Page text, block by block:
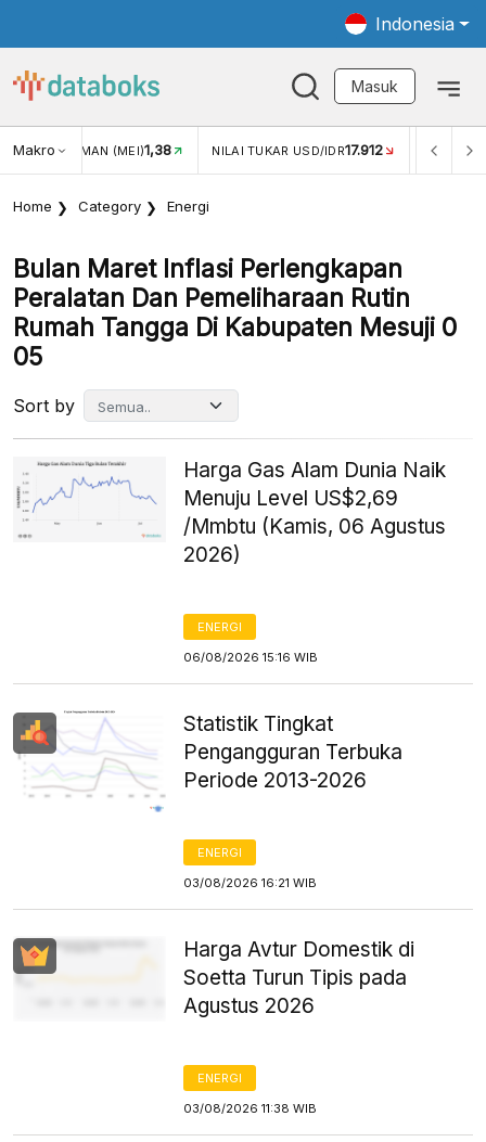
Indonesia
Masuk
MakroWISMAN (MEI)1,38 NILAI TUKAR USD/IDR17.912 INFLASI
Home Category Energi
Bulan Maret Inflasi Perlengkapan
Peralatan Dan Pemeliharaan Rutin
Rumah Tangga Di Kabupaten Mesuji 0
05
Sort by
Harga Gas Alam Dunia Naik
Menuju Level US$2,69
/Mmbtu (Kamis, 06 Agustus
2026)
ENERGI
06/08/2026 15:16 WIB
Statistik Tingkat
Pengangguran Terbuka
Periode 2013-2026
ENERGI
03/08/2026 16:21 WIB
Harga Avtur Domestik di
Soetta Turun Tipis pada
Agustus 2026
ENERGI
03/08/2026 11:38 WIB